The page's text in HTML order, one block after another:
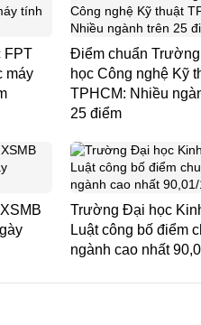
FPT
máy
Điểm chuẩn
học Công nghệ Kỹ
TPHCM: Nhiều
25 điểm
Trường Đại học
Luật công bố điểm
ngành cao nhất